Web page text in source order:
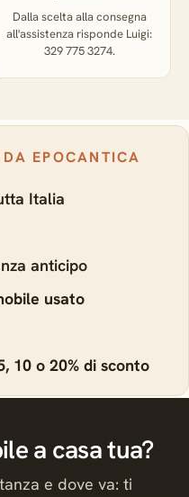
Dalla scelta alla consegna
all'assistenza risponde Luigi:
329 775 3274.
EPOCANTICA
Italia
anticipo
usato
10 o 20% di sconto
a casa tua?
e dove va: ti